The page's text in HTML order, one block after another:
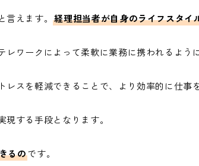
言えます。経理担当者が自身のライフスタ
ワークによって柔軟に業務に携われるよう
スを軽減できることで、より効率的に仕事
する手段となります。
るのです。